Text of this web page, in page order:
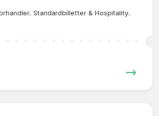
Standardbilletter & Hospitality.